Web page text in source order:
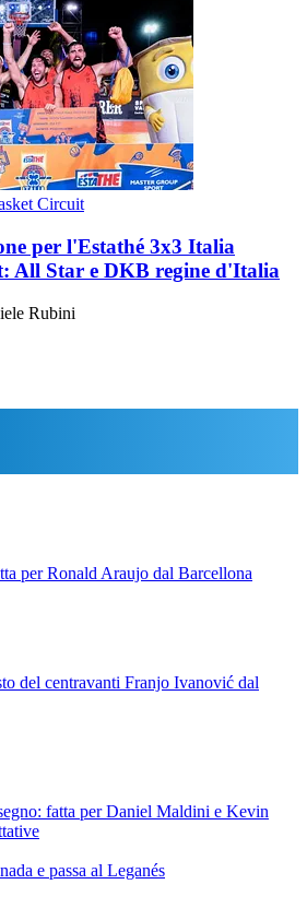
Circuit
per l'Estathé 3x3 Italia
All Star e DKB regine d'Italia
Rubini
per Ronald Araujo dal Barcellona
del centravanti Franjo Ivanović dal
fatta per Daniel Maldini e Kevin
e passa al Leganés